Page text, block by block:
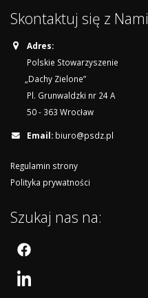
Skontaktuj się z Nami
Adres:
Polskie Stowarzyszenie
„Dachy Zielone”
Pl. Grunwaldzki nr 24 A
50 - 363 Wrocław
Email: biuro@psdz.pl
Regulamin strony
Polityka prywatności
Szukaj nas na: